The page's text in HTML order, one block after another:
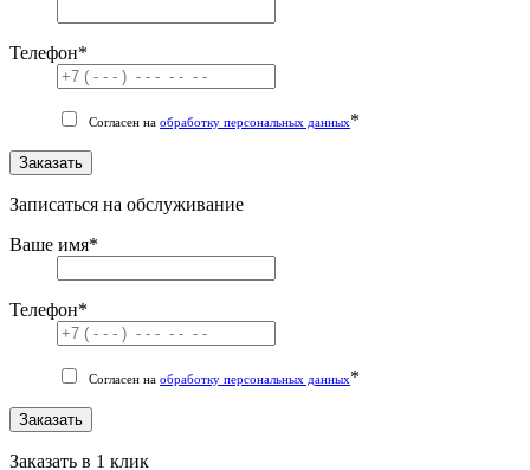
Телефон*
Согласен на обработку персональных данных*
Заказать
Записаться на обслуживание
Ваше имя*
Телефон*
Согласен на обработку персональных данных*
Заказать
Заказать в 1 клик